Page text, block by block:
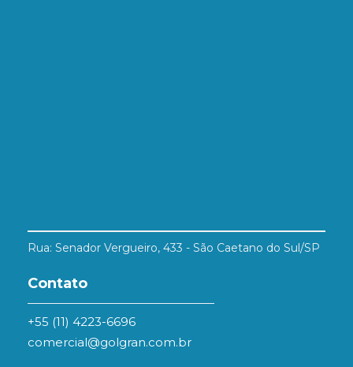
Rua: Senador Vergueiro, 433 - São Caetano do Sul/SP
Contato
+55 (11) 4223-6696
comercial@golgran.com.br